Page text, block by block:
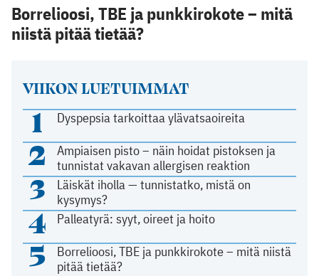
VIIKON LUETUIMMAT
1 Dyspepsia tarkoittaa ylävatsaoireita
2
Ampiaisen pisto – näin hoidat pistoksen ja
tunnistat vakavan allergisen reaktion
3
Läiskät iholla — tunnistatko, mistä on
kysymys?
4 Palleatyrä: syyt, oireet ja hoito
5
Borrelioosi, TBE ja punkkirokote – mitä niistä
pitää tietää?
Borrelioosi, TBE ja punkkirokote – mitä
niistä pitää tietää?